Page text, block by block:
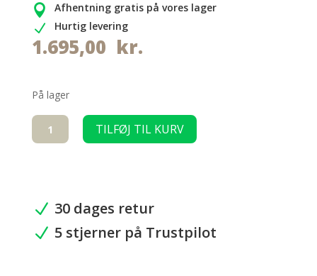
 Afhentning gratis på vores lager
N Hurtig levering
1.695,00 kr.
På lager
Sort
voliere
X
2,2mm.
TILFØJ TIL KURV
N 30 dages retur
N 5 stjerner på Trustpilot